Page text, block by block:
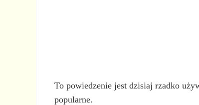
To powiedzenie jest dzisiaj rzadko
popularne.